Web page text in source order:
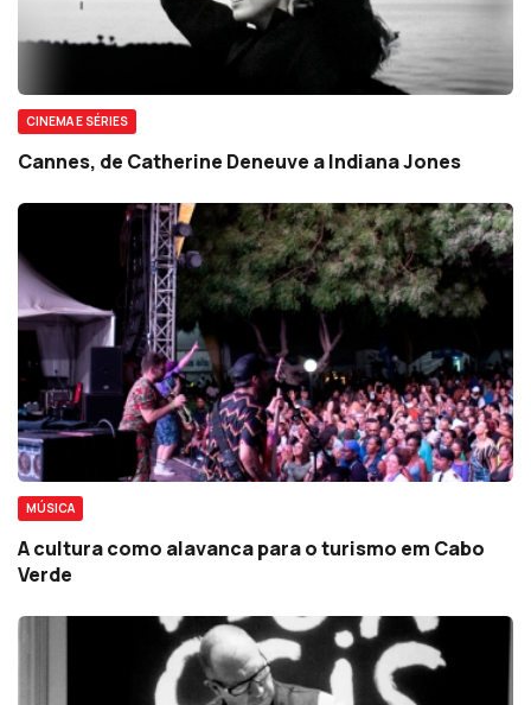
CINEMA E SÉRIES
Cannes, de Catherine Deneuve a Indiana Jones
MÚSICA
A cultura como alavanca para o turismo em Cabo
Verde